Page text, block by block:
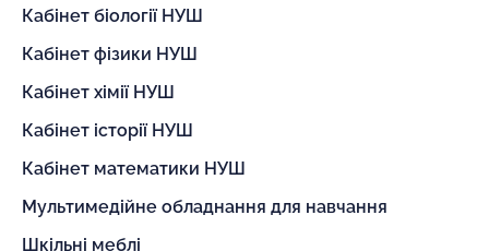
Кабінет біології НУШ
Кабінет фізики НУШ
Кабінет хімії НУШ
Кабінет історії НУШ
Кабінет математики НУШ
Мультимедійне обладнання для навчання
Шкільні меблі